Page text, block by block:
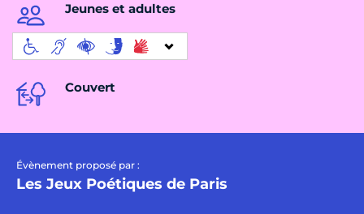
Jeunes et adultes
Couvert
Évènement proposé par :
Les Jeux Poétiques de Paris